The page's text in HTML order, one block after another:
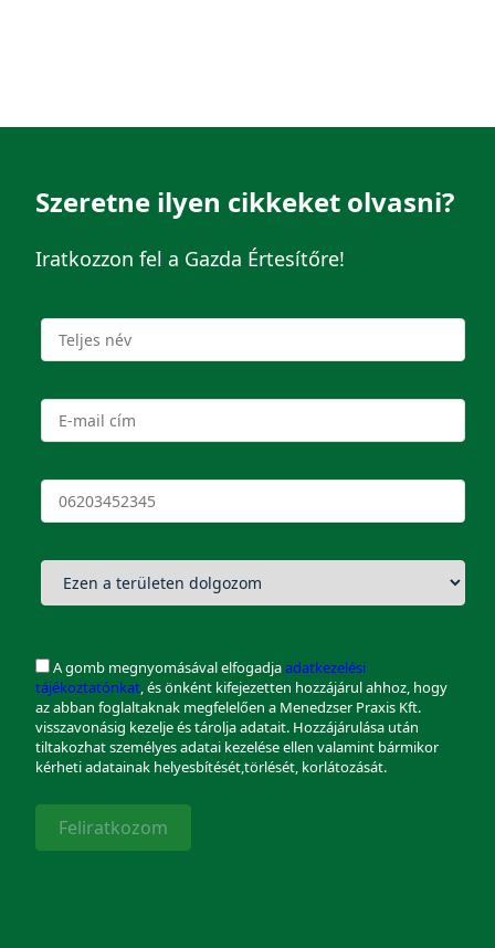
Szeretne ilyen cikkeket olvasni?
Iratkozzon fel a Gazda Értesítőre!
A gomb megnyomásával elfogadjaadatkezelési
tájékoztatónkat, és önként kifejezetten hozzájárul ahhoz, hogy
az abban foglaltaknak megfelelően a Menedzser Praxis Kft.
visszavonásig kezelje és tárolja adatait. Hozzájárulása után
tiltakozhat személyes adatai kezelése ellen valamint bármikor
kérheti adatainak helyesbítését,törlését, korlátozását.
Feliratkozom